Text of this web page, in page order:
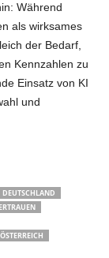
Während
als wirksames
der Bedarf,
Kennzahlen zu
Einsatz von KI
und
DEUTSCHLAND
ÖSTERREICH